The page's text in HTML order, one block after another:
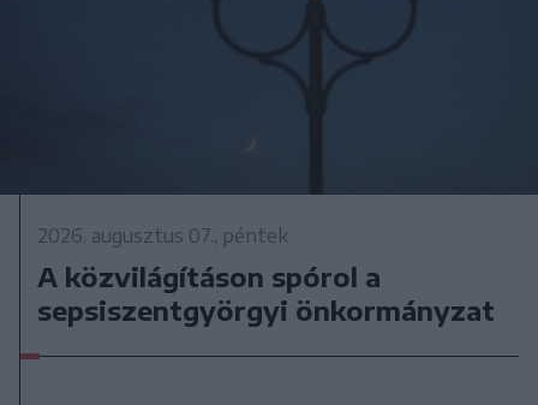
2026. augusztus 07., péntek
A közvilágításon spórol a
sepsiszentgyörgyi önkormányzat